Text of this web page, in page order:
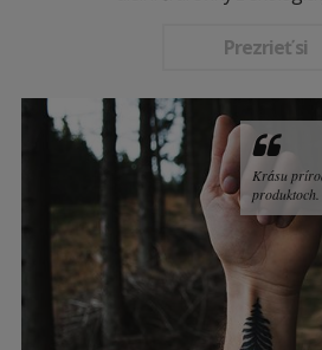
Prezrieť si
Krásu
produktoch.